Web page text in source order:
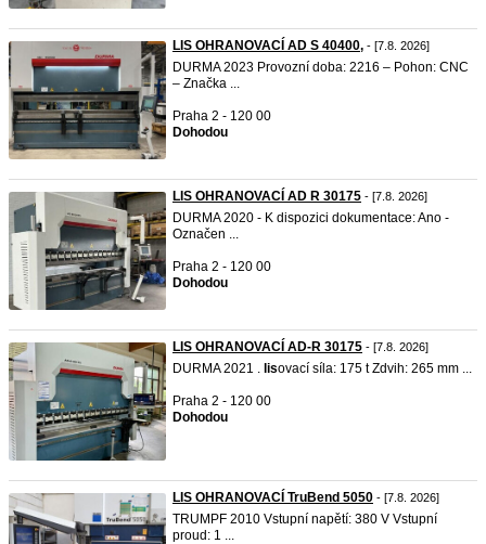
LIS OHRANOVACÍ AD S 40400, - [7.8. 2026]
DURMA 2023 Provozní doba: 2216 – Pohon: CNC
– Značka ...
Praha 2 - 120 00
Dohodou
LIS OHRANOVACÍ AD R 30175 - [7.8. 2026]
DURMA 2020 - K dispozici dokumentace: Ano -
Označen ...
Praha 2 - 120 00
Dohodou
LIS OHRANOVACÍ AD-R 30175 - [7.8. 2026]
DURMA 2021 . lisovací síla: 175 t Zdvih: 265 mm ...
Praha 2 - 120 00
Dohodou
LIS OHRANOVACÍ TruBend 5050 - [7.8. 2026]
TRUMPF 2010 Vstupní napětí: 380 V Vstupní
proud: 1 ...